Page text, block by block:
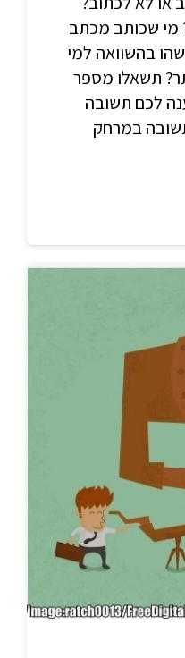
מי שכותב מכתב
בהשוואה למי
תשאלו מספר
לכם תשובה
במרחק